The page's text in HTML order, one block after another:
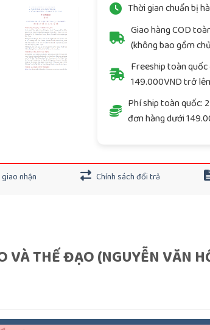
Thời gian chuẩn bị
Giao hàng COD
(không bao gồm
Freeship toàn
149.000VND trở
Phí ship toàn quốc:
đơn hàng dưới
nhận Chính sách đổi trả
THẾ ĐẠO (NGUYỄN VĂN